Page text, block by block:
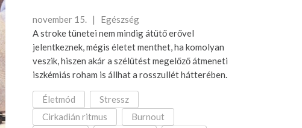
november 15. | Egészség
A stroke tünetei nem mindig átütő erővel
jelentkeznek, mégis életet menthet, ha komolyan
veszik, hiszen akár a szélütést megelőző átmeneti
iszkémiás roham is állhat a rosszullét hátterében.
Életmód
Stressz
Cirkadián ritmus
Burnout